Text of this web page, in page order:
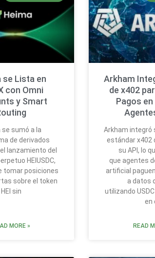
se Lista en
con Omni
y Smart
se sumó a la
de derivados
lanzamiento del
HEIUSDC,
tomar posiciones
sobre el token
HEI sin
MORE »
Arkham
de x402
Pagos en
Arkham integró
estándar x402
su API, lo
que agentes
artificial
a datos
utilizando
en
READ